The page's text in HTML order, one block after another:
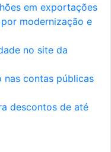
em exportações
modernização e
no site da
nas contas públicas
descontos de até